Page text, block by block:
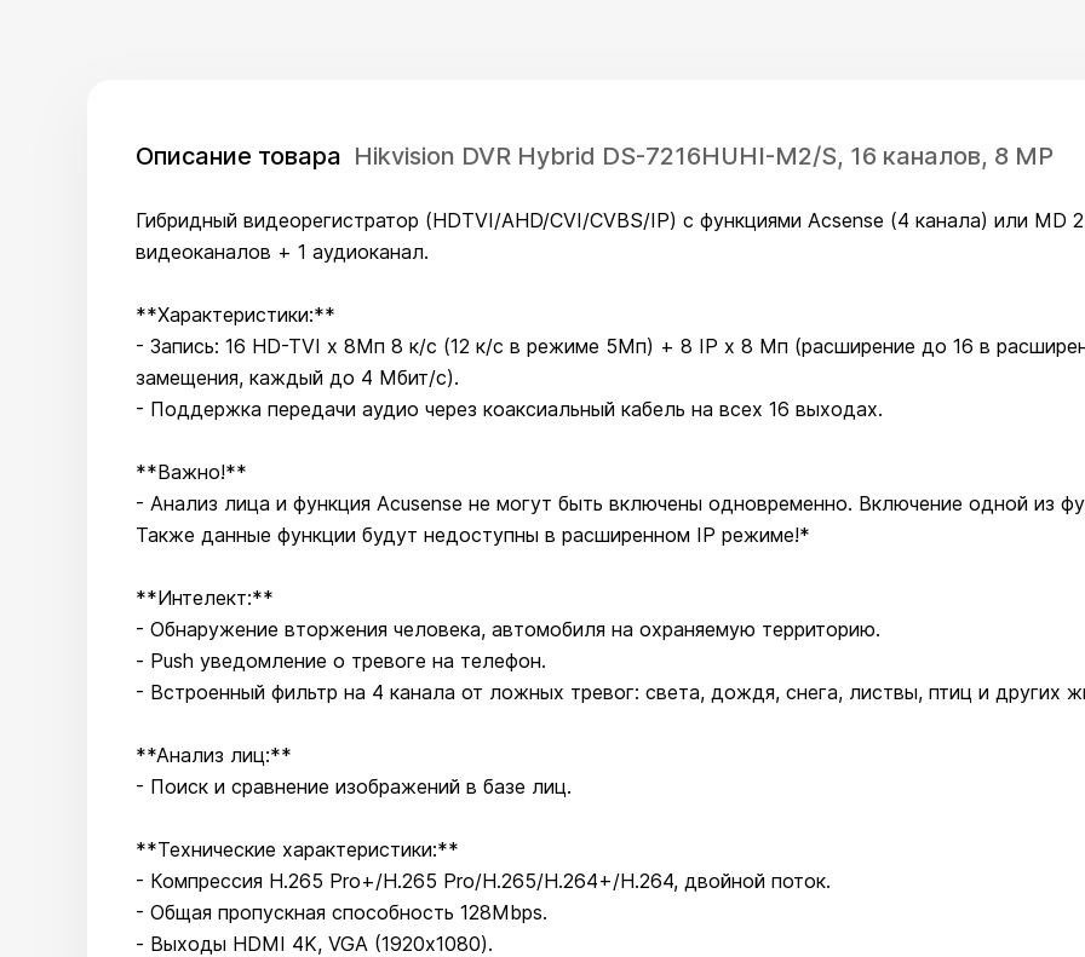
Описание товара Hikvision DVR Hybrid DS-7216HUHI-M2/S, 16 каналов, 8 MP
Гибридный видеорегистратор (HDTVI/AHD/CVI/CVBS/IP) с функциями Acsense (4 канала) или MD
видеоканалов + 1 аудиоканал.
**Характеристики:**
- Запись: 16 HD-TVI х 8Мп 8 к/с (12 к/с в режиме 5Мп) + 8 IP х 8 Мп (расширение до 16 в
замещения, каждый до 4 Мбит/с).
- Поддержка передачи аудио через коаксиальный кабель на всех 16 выходах.
**Важно!**
- Анализ лица и функция Acusense не могут быть включены одновременно. Включение одной из
Также данные функции будут недоступны в расширенном IP режиме!*
**Интелект:**
- Обнаружение вторжения человека, автомобиля на охраняемую территорию.
- Push уведомление о тревоге на телефон.
- Встроенный фильтр на 4 канала от ложных тревог: света, дождя, снега, листвы, птиц и других
**Анализ лиц:**
- Поиск и сравнение изображений в базе лиц.
**Технические характеристики:**
- Компрессия H.265 Pro+/H.265 Pro/H.265/H.264+/H.264, двойной поток.
- Общая пропускная способность 128Mbps.
- Выходы HDMI 4K, VGA (1920х1080).